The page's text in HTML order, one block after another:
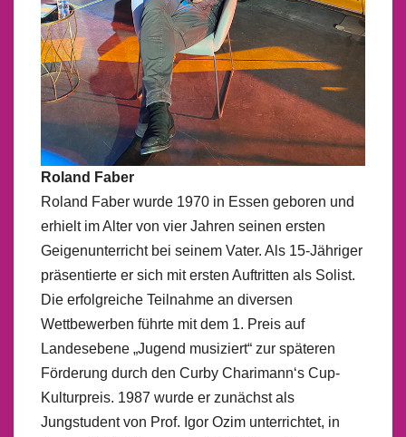
Roland Faber
Roland Faber wurde 1970 in Essen geboren und
erhielt im Alter von vier Jahren seinen ersten
Geigenunterricht bei seinem Vater. Als 15-Jähriger
präsentierte er sich mit ersten Auftritten als Solist.
Die erfolgreiche Teilnahme an diversen
Wettbewerben führte mit dem 1. Preis auf
Landesebene „Jugend musiziert“ zur späteren
Förderung durch den Curby Charimann‘s Cup-
Kulturpreis. 1987 wurde er zunächst als
Jungstudent von Prof. Igor Ozim unterrichtet, in